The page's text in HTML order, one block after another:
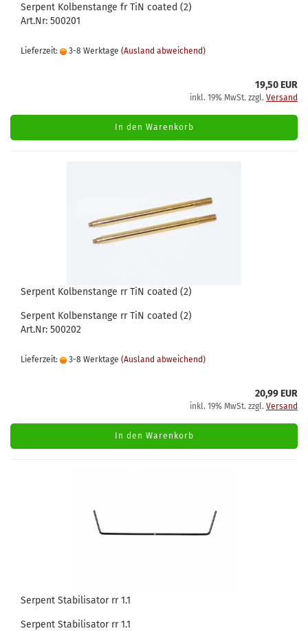
Serpent Kolbenstange fr TiN coated (2)
Art.Nr: 500201
Lieferzeit: 3-8 Werktage (Ausland abweichend)
19,50 EUR
inkl. 19% MwSt. zzgl. Versand
In den Warenkorb
Serpent Kolbenstange rr TiN coated (2)
Serpent Kolbenstange rr TiN coated (2)
Art.Nr: 500202
Lieferzeit: 3-8 Werktage (Ausland abweichend)
20,99 EUR
inkl. 19% MwSt. zzgl. Versand
In den Warenkorb
Serpent Stabilisator rr 1.1
Serpent Stabilisator rr 1.1